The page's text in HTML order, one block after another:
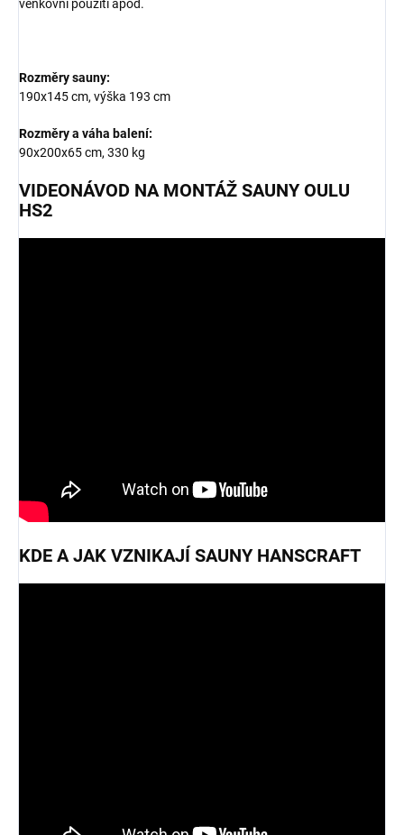
venkovní použití apod.
Rozměry sauny:
190x145 cm, výška 193 cm
Rozměry a váha balení:
90x200x65 cm, 330 kg
VIDEONÁVOD NA MONTÁŽ SAUNY OULU
HS2
KDE A JAK VZNIKAJÍ SAUNY HANSCRAFT